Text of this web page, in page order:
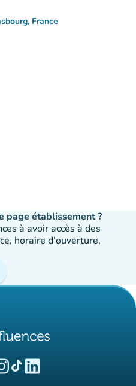
France
Google Maps)
page établissement ?
à avoir accès à des
horaire d'ouverture,
onglet)onglet)
(nouvel onglet)
(nouvel onglet)